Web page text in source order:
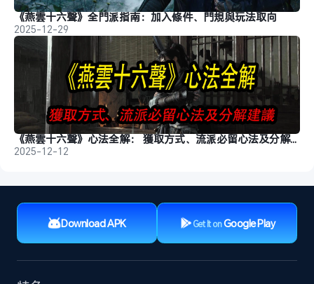
《燕雲十六聲》全門派指南：加入條件、門規與玩法取向
2025-12-29
《燕雲十六聲》心法全解： 獲取方式、流派必留心法及分解建議
2025-12-12
Download APK Get It onGoogle Play